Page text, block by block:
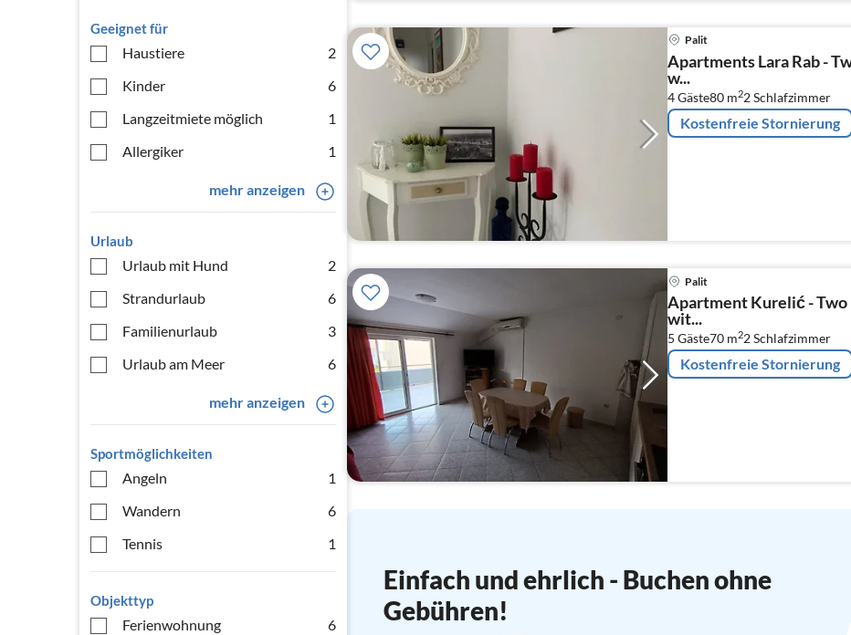
Geeignet für
Haustiere
2
Kinder
6
Langzeitmiete möglich
1
Allergiker
1
mehr anzeigen
Urlaub
Urlaub mit Hund
2
Strandurlaub
6
Familienurlaub
3
Urlaub am Meer
6
mehr anzeigen
Sportmöglichkeiten
Angeln
1
Wandern
6
Tennis
1
Objekttyp
Ferienwohnung 6
Palit
Apartments Lara Rab -
w...
4 Gäste80 m22Schlafzimmer
Kostenfreie Stornierung
Palit
Apartment Kurelić -
wit...
5 Gäste70 m22Schlafzimmer
Kostenfreie Stornierung
Einfach und ehrlich - Buchen ohne
Gebühren!